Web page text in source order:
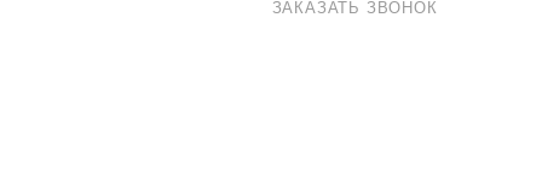
ЗАКАЗАТЬ ЗВОНОК